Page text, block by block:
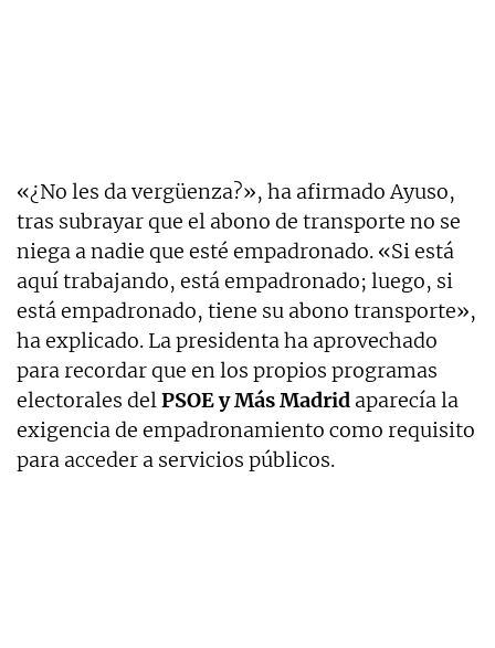
«¿No les da vergüenza?», ha afirmado Ayuso,
tras subrayar que el abono de transporte no se
niega a nadie que esté empadronado. «Si está
aquí trabajando, está empadronado; luego, si
está empadronado, tiene su abono transporte»,
ha explicado. La presidenta ha aprovechado
para recordar que en los propios programas
electorales delPSOE y Más Madrid aparecía la
exigencia de empadronamiento como requisito
para acceder a servicios públicos.